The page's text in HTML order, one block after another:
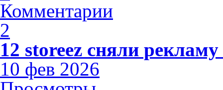
Комментарии
2
12 storeez сняли
10 фев 2026